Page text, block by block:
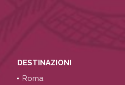
DESTINAZIONI
Roma